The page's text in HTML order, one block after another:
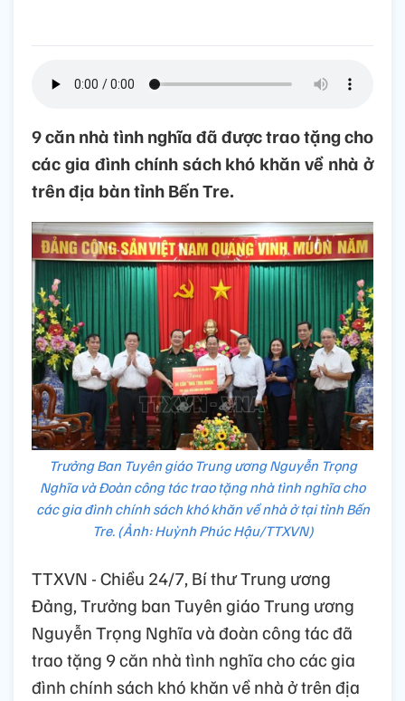
9 căn nhà tình nghĩa đã được trao tặng cho
các gia đình chính sách khó khăn về nhà ở
trên địa bàn tỉnh Bến Tre.
Trưởng Ban Tuyên giáo Trung ương Nguyễn Trọng
Nghĩa và Đoàn công tác trao tặng nhà tình nghĩa cho
các gia đình chính sách khó khăn về nhà ở tại tỉnh Bến
Tre. (Ảnh: Huỳnh Phúc Hậu/TTXVN)
TTXVN - Chiều 24/7, Bí thư Trung ương
Đảng, Trưởng ban Tuyên giáo Trung ương
Nguyễn Trọng Nghĩa và đoàn công tác đã
trao tặng 9 căn nhà tình nghĩa cho các gia
đình chính sách khó khăn về nhà ở trên địa